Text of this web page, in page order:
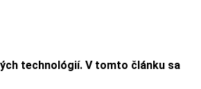
technológií. V tomto článku sa